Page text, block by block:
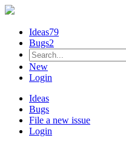
Ideas79
Bugs2
New
Login
Ideas
Bugs
File a new issue
Login